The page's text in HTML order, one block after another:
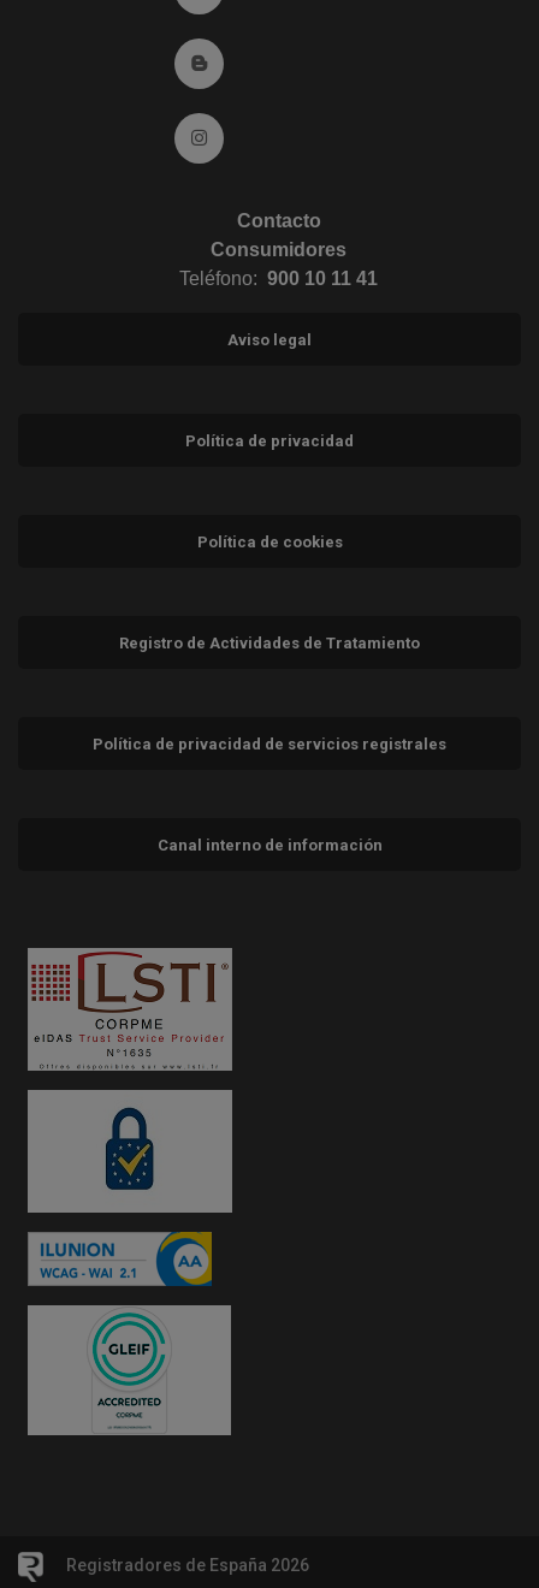
Ir al Blog (abre en ventana nueva)
Ir a Instagram (abre en ventana nueva)
Contacto
Consumidores
Teléfono: 900 10 11 41
Aviso legal
Política de privacidad
Política de cookies
Registro de Actividades de Tratamiento
Política de privacidad de servicios registrales
Canal interno de información
Registradores de España 2026